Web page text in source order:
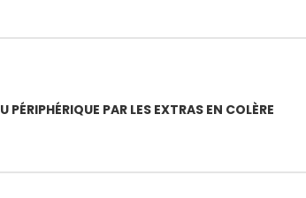
PAR LES EXTRAS EN COLÈRE